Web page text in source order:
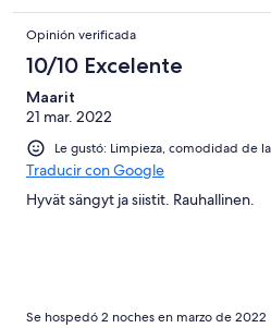
Opinión verificada
10/10 Excelente
Maarit
21 mar. 2022
Le gustó: Limpieza, comodidad de
Traducir con Google
Hyvät sängyt ja siistit. Rauhallinen.
Se hospedó 2 noches en marzo de 2022